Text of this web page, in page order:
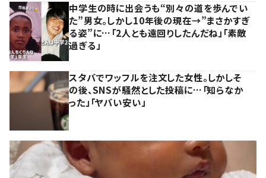
中学生の時に出会うも“別々の道を歩んでい
た”男女。しかし10年後の現在→”まさかすぎ
る姿”に…「2人とも遠回りしたんだね」「素敵
過ぎる」
スタバでワッフルを注文した女性。しかしそ
の後、SNSが騒然とした投稿に…「知らなか
った」「ヤバい安い」